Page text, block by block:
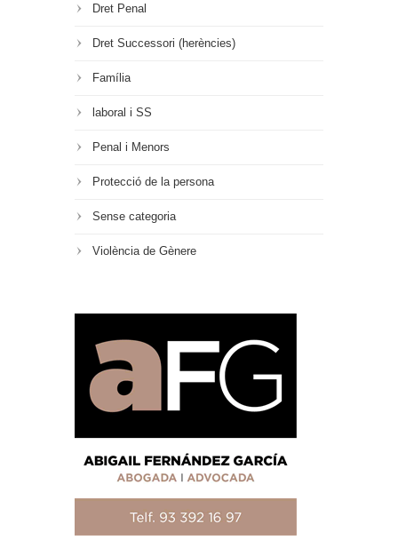
Dret Penal
Dret Successori (herències)
Família
laboral i SS
Penal i Menors
Protecció de la persona
Sense categoria
Violència de Gènere